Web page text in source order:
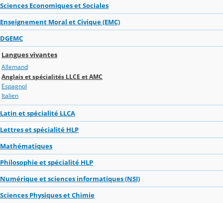
Sciences Economiques et Sociales
Enseignement Moral et Civique (EMC)
DGEMC
Langues vivantes
Allemand
Anglais et spécialités LLCE et AMC
Espagnol
Italien
Latin et spécialité LLCA
Lettres et spécialité HLP
Mathématiques
Philosophie et spécialité HLP
Numérique et sciences informatiques (NSI)
Sciences Physiques et Chimie